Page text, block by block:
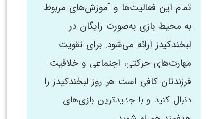
تمام این فعالیت‌ها و آموزش‌های مربوط
به محیط بازی به‌صورت رایگان در
لبخندکیدز ارائه می‌شود. برای تقویت
مهارت‌های حرکتی، اجتماعی و خلاقیت
فرزندتان کافی است هر روز لبخندکیدز را
دنبال کنید و با جدیدترین بازی‌های